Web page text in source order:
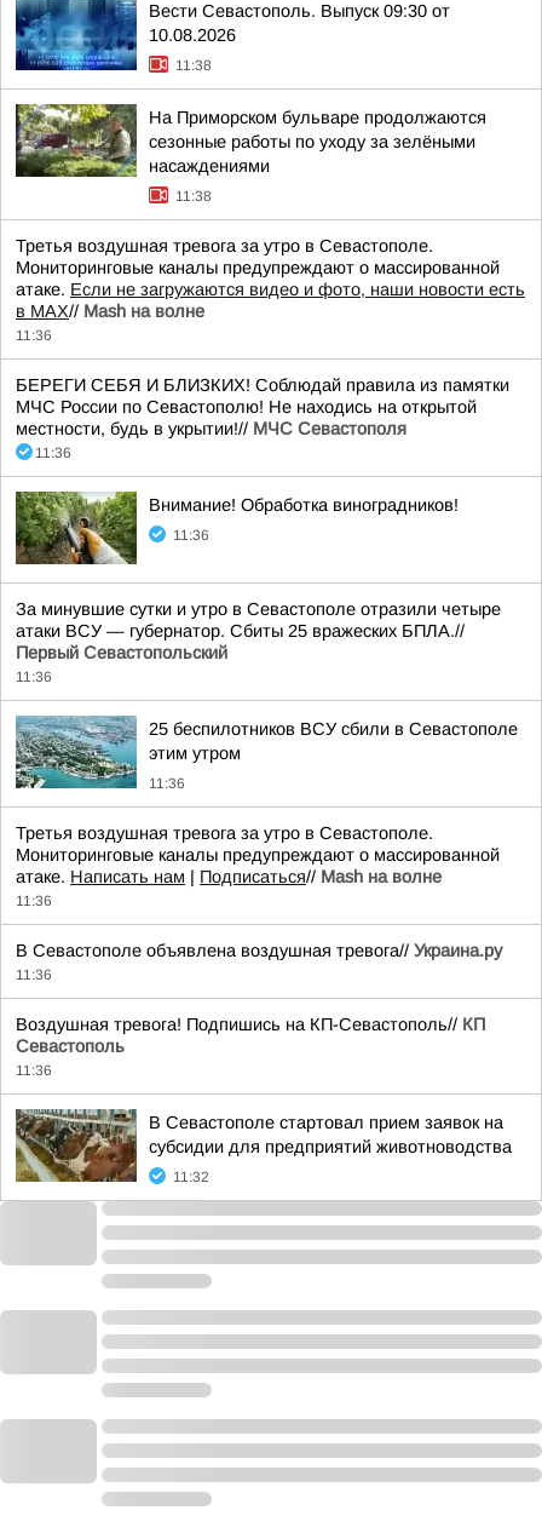
Вести Севастополь. Выпуск 09:30 от
10.08.2026
11:38
На Приморском бульваре продолжаются
сезонные работы по уходу за зелёными
насаждениями
11:38
Третья воздушная тревога за утро в Севастополе.
Мониторинговые каналы предупреждают о массированной
атаке. Если не загружаются видео и фото, наши новости есть
в MAX// Mash на волне
11:36
БЕРЕГИ СЕБЯ И БЛИЗКИХ! Соблюдай правила из памятки
МЧС России по Севастополю! Не находись на открытой
местности, будь в укрытии!// МЧС Севастополя
11:36
Внимание! Обработка виноградников!
11:36
За минувшие сутки и утро в Севастополе отразили четыре
атаки ВСУ — губернатор. Сбиты 25 вражеских БПЛА.//
Первый Севастопольский
11:36
25 беспилотников ВСУ сбили в Севастополе
этим утром
11:36
Третья воздушная тревога за утро в Севастополе.
Мониторинговые каналы предупреждают о массированной
атаке. Написать нам | Подписаться// Mash на волне
11:36
В Севастополе объявлена воздушная тревога// Украина.ру
11:36
Воздушная тревога! Подпишись на КП-Севастополь// КП
Севастополь
11:36
В Севастополе стартовал прием заявок на
субсидии для предприятий животноводства
11:32